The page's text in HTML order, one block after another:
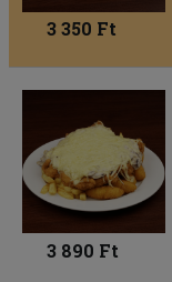
3 350 Ft
3 890 Ft